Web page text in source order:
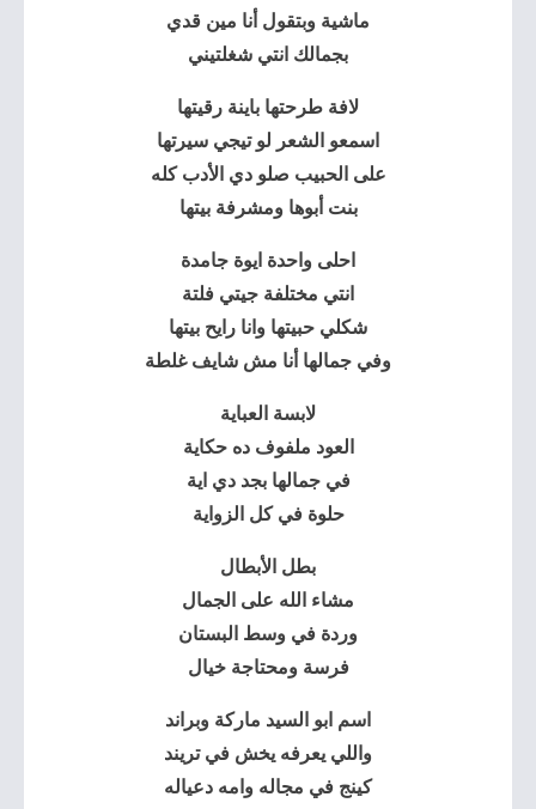
ماشية وبتقول أنا مين قدي
بجمالك انتي شغلتيني
لافة طرحتها باينة رقيتها
اسمعو الشعر لو تيجي سيرتها
على الحبيب صلو دي الأدب كله
بنت أبوها ومشرفة بيتها
احلى واحدة ايوة جامدة
انتي مختلفة جيتي فلتة
شكلي حبيتها وانا رايح بيتها
وفي جمالها أنا مش شايف غلطة
لابسة العباية
العود ملفوف ده حكاية
في جمالها بجد دي اية
حلوة في كل الزواية
بطل الأبطال
مشاء الله على الجمال
وردة في وسط البستان
فرسة ومحتاجة خيال
اسم ابو السيد ماركة وبراند
واللي يعرفه يخش في تريند
كينج في مجاله وامه دعياله